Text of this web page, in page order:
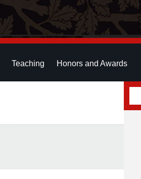
Teaching Honors and Awards